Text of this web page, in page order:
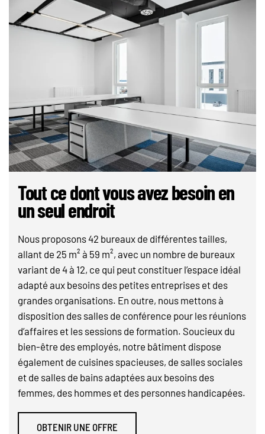
Tout ce dont vous avez besoin en
un seul endroit
Nous proposons 42 bureaux de différentes tailles,
allant de 25 m² à 59 m², avec un nombre de bureaux
variant de 4 à 12, ce qui peut constituer l’espace idéal
adapté aux besoins des petites entreprises et des
grandes organisations. En outre, nous mettons à
disposition des salles de conférence pour les réunions
d’affaires et les sessions de formation. Soucieux du
bien-être des employés, notre bâtiment dispose
également de cuisines spacieuses, de salles sociales
et de salles de bains adaptées aux besoins des
femmes, des hommes et des personnes handicapées.
OBTENIR UNE OFFRE